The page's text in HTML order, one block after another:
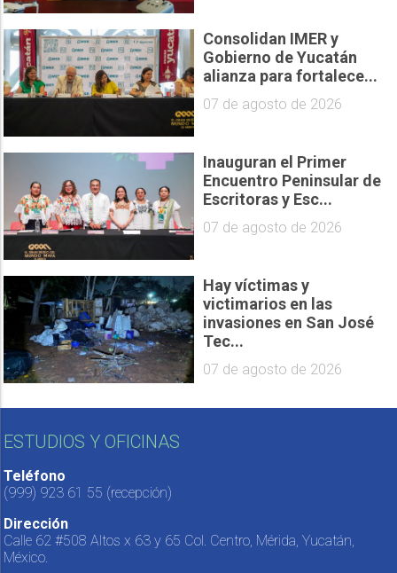
Consolidan IMER y
Gobierno de Yucatán
alianza para fortalece...
07 de agosto de 2026
Inauguran el Primer
Encuentro Peninsular de
Escritoras y Esc...
07 de agosto de 2026
Hay víctimas y
victimarios en las
invasiones en San José
Tec...
07 de agosto de 2026
ESTUDIOS Y OFICINAS
Teléfono
(999) 923 61 55 (recepción)
Dirección
Calle 62 #508 Altos x 63 y 65 Col. Centro, Mérida, Yucatán,
México.